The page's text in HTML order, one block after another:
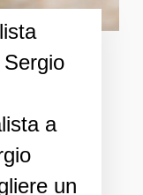
a
un